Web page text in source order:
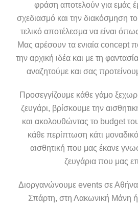
φράση αποτελούν για εμάς
σχεδιασμό και την διακόσμηση
τελικό αποτέλεσμα να είναι όπως
Μας αρέσουν τα ενιαία concept
την αρχική ιδέα και με τη
αναζητούμε και σας
Προσεγγίζουμε κάθε γάμο
ζευγάρι, βρίσκουμε την
και ακολουθώντας το budget
κάθε περίπτωση κάτι
αισθητική που μας έκανε
ζευγάρια που μας
Διοργανώνουμε events σε Αθήνα
Σπάρτη, στη Λακωνική Μάνη ή